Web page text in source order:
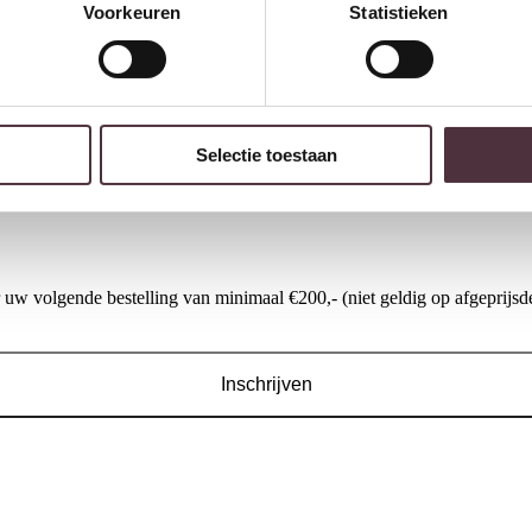
Voorkeuren Statistieken
Selectie toestaanbeige bay
€649,00
volgende bestelling van minimaal €200,- (niet geldig op
Inschrijven